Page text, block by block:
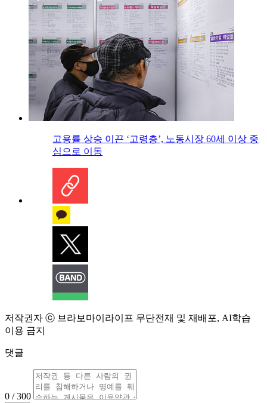
고용률 상승 이끈 ‘고령층’, 노동시장 60세 이상 중
심으로 이동
저작권자 ⓒ 브라보마이라이프 무단전재 및 재배포, AI학습
이용 금지
댓글
0 / 300